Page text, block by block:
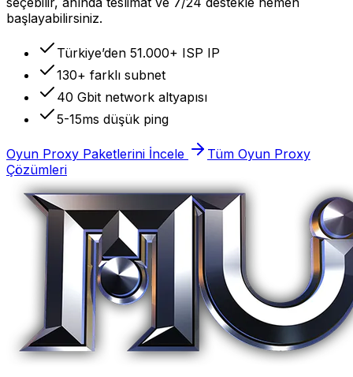
başlayabilirsiniz.
Türkiye’den 51.000+ ISP IP
130+ farklı subnet
40 Gbit network altyapısı
5-15ms düşük ping
Oyun Proxy Paketlerini İncele
Tüm Oyun Proxy
Çözümleri